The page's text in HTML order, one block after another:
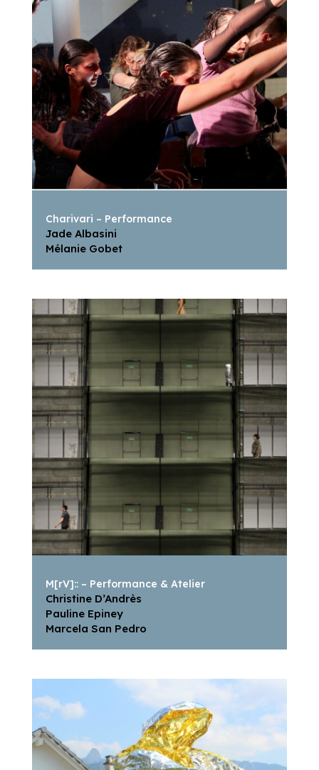
Charivari – Performance
Jade Albasini
Mélanie Gobet
M[rV]:: – Performance & Atelier
Christine D’Andrès
Pauline Epiney
Marcela San Pedro